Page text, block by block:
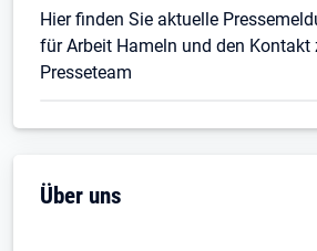
Hier finden Sie aktuelle
für Arbeit Hameln und den Kontakt
Presseteam
Öffnet in neuem Tab
Über uns